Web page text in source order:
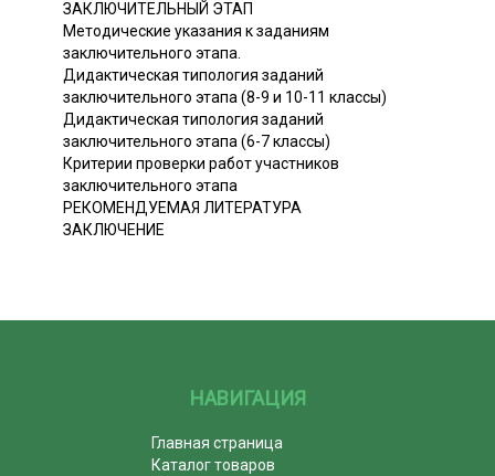
ЗАКЛЮЧИТЕЛЬНЫЙ ЭТАП
Методические указания к заданиям
заключительного этапа.
Дидактическая типология заданий
заключительного этапа (8-9 и 10-11 классы)
Дидактическая типология заданий
заключительного этапа (6-7 классы)
Критерии проверки работ участников
заключительного этапа
РЕКОМЕНДУЕМАЯ ЛИТЕРАТУРА
ЗАКЛЮЧЕНИЕ
НАВИГАЦИЯ
Главная страница
Каталог товаров